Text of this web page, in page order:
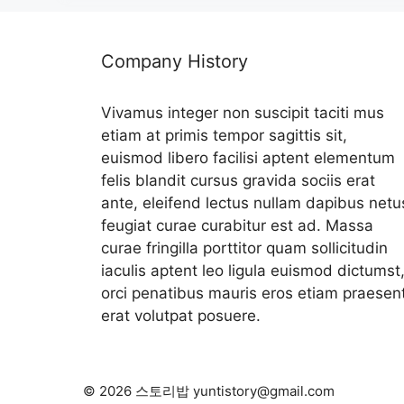
Company History
Vivamus integer non suscipit taciti mus
etiam at primis tempor sagittis sit,
euismod libero facilisi aptent elementum
felis blandit cursus gravida sociis erat
ante, eleifend lectus nullam dapibus
feugiat curae curabitur est ad. Massa
curae fringilla porttitor quam sollicitudin
iaculis aptent leo ligula euismod dictumst,
orci penatibus mauris eros etiam
erat volutpat posuere.
© 2026 스토리밥 yuntistory@gmail.com